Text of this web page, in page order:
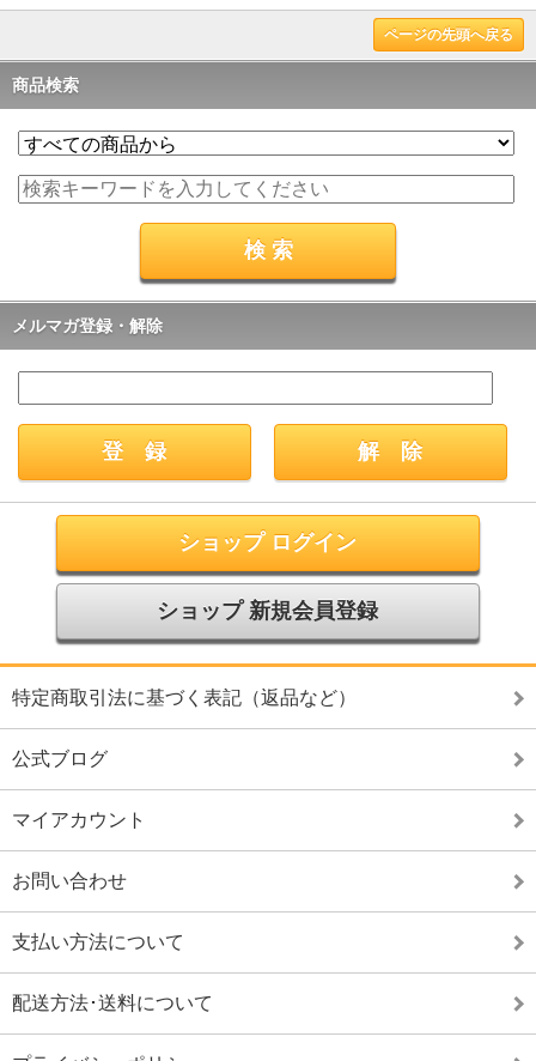
ページの先頭へ戻る
商品検索
メルマガ登録・解除
ショップ ログイン
ショップ 新規会員登録
特定商取引法に基づく表記（返品など）
公式ブログ
マイアカウント
お問い合わせ
支払い方法について
配送方法･送料について